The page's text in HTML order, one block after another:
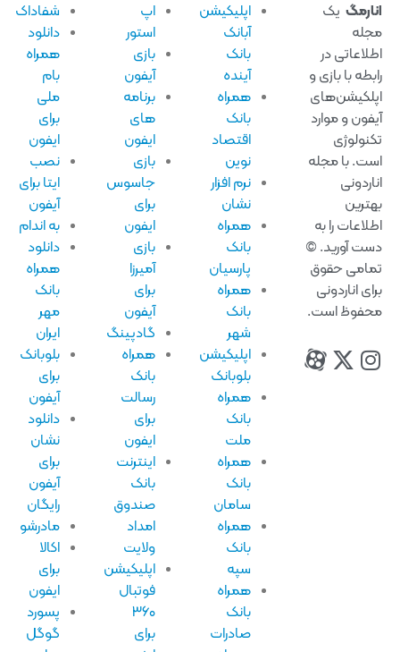
یک
در
با بازی و
و موارد
با مجله
را به
آورید. ©
حقوق
اناردونی
است.
اپلیکیشن
آبانک
آینده
همراه
اقتصاد
نرم افزار
نشان
همراه
پارسیان
همراه
اپلیکیشن
بلوبانک
همراه
همراه
سامان
همراه
همراه
صادرات
اپ
استور
بازی
آیفون
برنامه
ایفون
بازی
جاسوس
ایفون
بازی
آیفون
گادپینگ
همراه
رسالت
ایفون
اینترنت
صندوق
امداد
ولایت
اپلیکیشن
فوتبال
شفاداک
دانلود
همراه
ایفون
نصب
ایتا برای
آیفون
به اندام
دانلود
همراه
بلوبانک
آیفون
دانلود
نشان
آیفون
رایگان
مادرشو
اکالا
ایفون
پسورد
گوگل